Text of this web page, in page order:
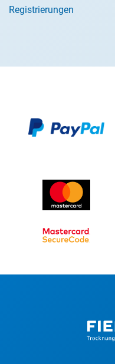
Registrierungen